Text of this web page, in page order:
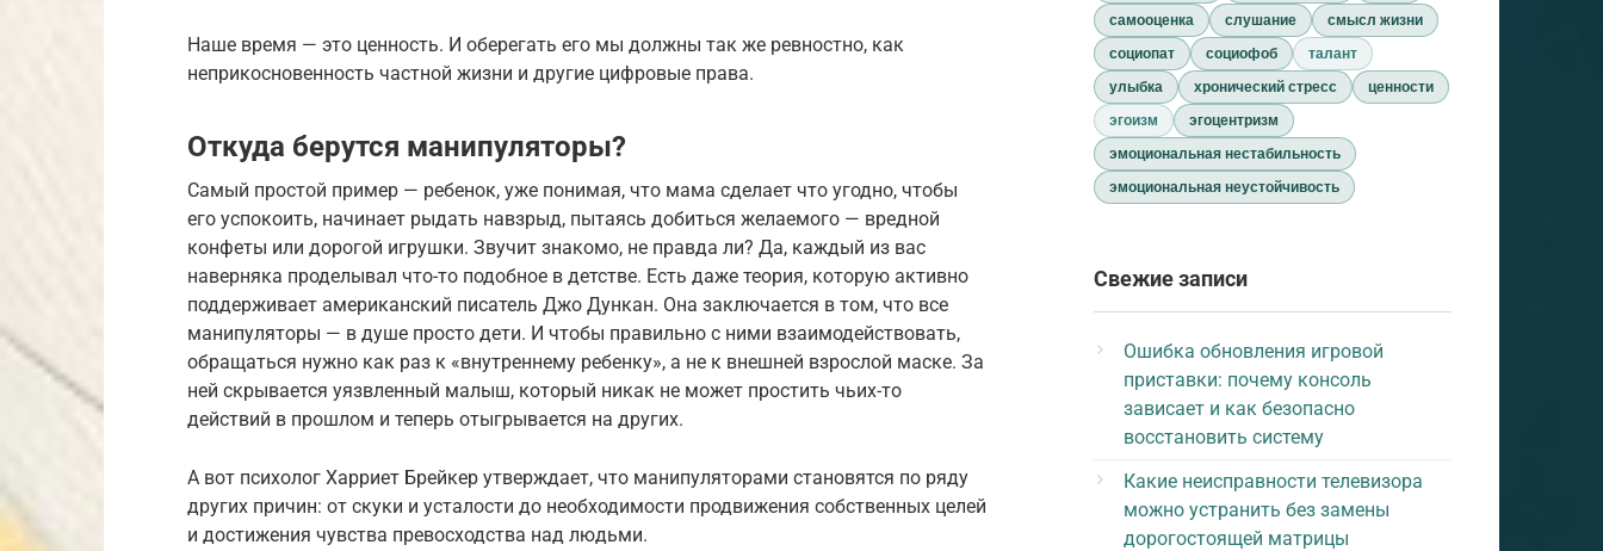
Наше время — это ценность. И оберегать его мы должны так же ревностно, как
неприкосновенность частной жизни и другие цифровые права.
Откуда берутся манипуляторы?
Самый простой пример — ребенок, уже понимая, что мама сделает что угодно, чтобы
его успокоить, начинает рыдать навзрыд, пытаясь добиться желаемого — вредной
конфеты или дорогой игрушки. Звучит знакомо, не правда ли? Да, каждый из вас
наверняка проделывал что-то подобное в детстве. Есть даже теория, которую активно
поддерживает американский писатель Джо Дункан. Она заключается в том, что все
манипуляторы — в душе просто дети. И чтобы правильно с ними взаимодействовать,
обращаться нужно как раз к «внутреннему ребенку», а не к внешней взрослой маске. За
ней скрывается уязвленный малыш, который никак не может простить чьих-то
действий в прошлом и теперь отыгрывается на других.
А вот психолог Харриет Брейкер утверждает, что манипуляторами становятся по ряду
других причин: от скуки и усталости до необходимости продвижения собственных целей
и достижения чувства превосходства над людьми.
самооценка
слушание
смысл жизни
социопат
социофоб
талант
улыбка
хронический стресс
ценности
эгоизм
эгоцентризм
эмоциональная нестабильность
эмоциональная неустойчивость
Свежие записи
Ошибка обновления игровой
приставки: почему консоль
зависает и как безопасно
восстановить систему
Какие неисправности телевизора
можно устранить без замены
дорогостоящей матрицы